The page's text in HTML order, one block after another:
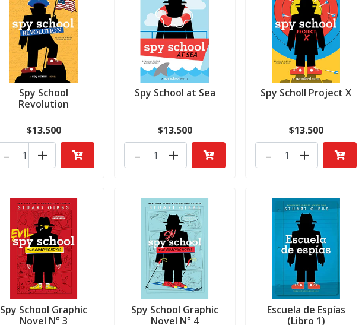
Spy School
Revolution
$13.500
+
-
Spy School at Sea
$13.500
+
-
Spy Scholl Project X
$13.500
+
-
Spy School Graphic
Novel N° 3
Spy School Graphic
Novel N° 4
Escuela de Espías
(Libro 1)